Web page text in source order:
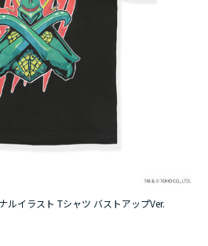
ルイラスト Tシャツ バストアップVer.